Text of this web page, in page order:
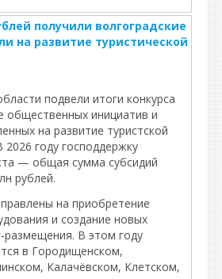
получили волгоградские
на развитие туристической
подвели итоги конкурса
общественных инициатив и
на развитие туристской
году господдержку
— общая сумма субсидий
рублей.
на приобретение
и создание новых
В этом году
в Городищенском,
Калачёвском, Клетском,